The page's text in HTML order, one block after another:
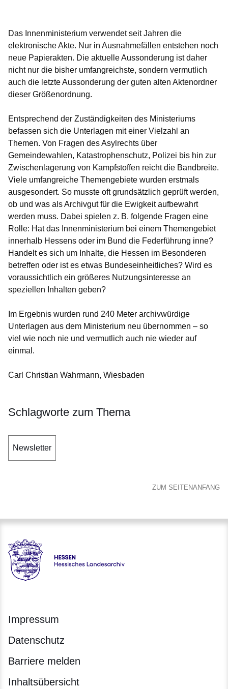
Das Innenministerium verwendet seit Jahren die
elektronische Akte. Nur in Ausnahmefällen entstehen noch
neue Papierakten. Die aktuelle Aussonderung ist daher
nicht nur die bisher umfangreichste, sondern vermutlich
auch die letzte Aussonderung der guten alten Aktenordner
dieser Größenordnung.
Entsprechend der Zuständigkeiten des Ministeriums
befassen sich die Unterlagen mit einer Vielzahl an
Themen. Von Fragen des Asylrechts über
Gemeindewahlen, Katastrophenschutz, Polizei bis hin zur
Zwischenlagerung von Kampfstoffen reicht die Bandbreite.
Viele umfangreiche Themengebiete wurden erstmals
ausgesondert. So musste oft grundsätzlich geprüft werden,
ob und was als Archivgut für die Ewigkeit aufbewahrt
werden muss. Dabei spielen z. B. folgende Fragen eine
Rolle: Hat das Innenministerium bei einem Themengebiet
innerhalb Hessens oder im Bund die Federführung inne?
Handelt es sich um Inhalte, die Hessen im Besonderen
betreffen oder ist es etwas Bundeseinheitliches? Wird es
voraussichtlich ein größeres Nutzungsinteresse an
speziellen Inhalten geben?
Im Ergebnis wurden rund 240 Meter archivwürdige
Unterlagen aus dem Ministerium neu übernommen – so
viel wie noch nie und vermutlich auch nie wieder auf
einmal.
Carl Christian Wahrmann, Wiesbaden
Schlagworte zum Thema
Newsletter
ZUM SEITENANFANG
Hessen - Hessisches Landesarchiv
Impressum
Datenschutz
Barriere melden
Inhaltsübersicht